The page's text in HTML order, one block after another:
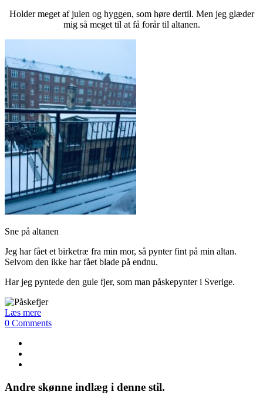
Holder meget af julen og hyggen, som høre dertil. Men jeg glæder
mig så meget til at få forår til altanen.
Sne på altanen
Jeg har fået et birketræ fra min mor, så pynter fint på min altan.
Selvom den ikke har fået blade på endnu.
Har jeg pyntede den gule fjer, som man påskepynter i Sverige.
Læs mere
0 Comments
Andre skønne indlæg i denne stil.